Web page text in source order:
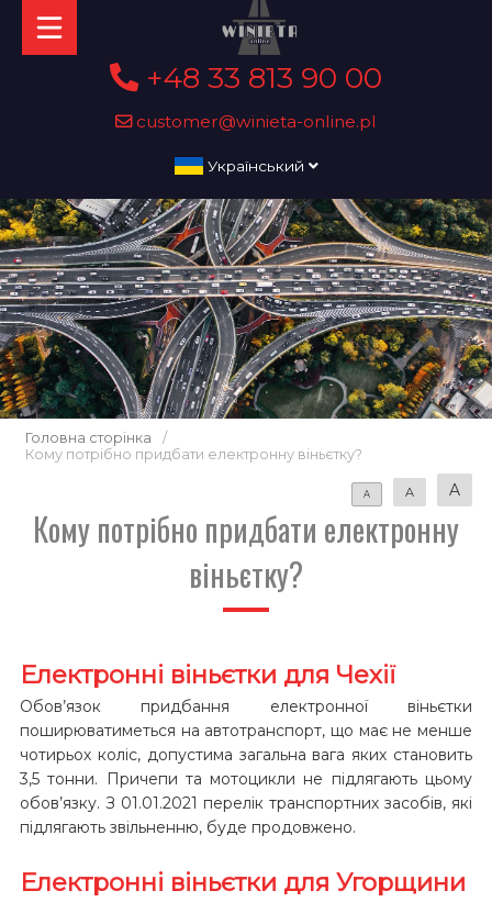
+48 33 813 90 00
customer@winieta-online.pl
Український
Головна сторінка
/
Кому потрібно придбати електронну віньєтку?
A A A
Кому потрібно придбати електронну
віньєтку?
Електронні віньєтки для Чехії
Обов’язок придбання електронної віньєтки
поширюватиметься на автотранспорт, що має не менше
чотирьох коліс, допустима загальна вага яких становить
3,5 тонни. Причепи та мотоцикли не підлягають цьому
обов’язку. З 01.01.2021 перелік транспортних засобів, які
підлягають звільненню, буде продовжено.
Електронні віньєтки для Угорщини